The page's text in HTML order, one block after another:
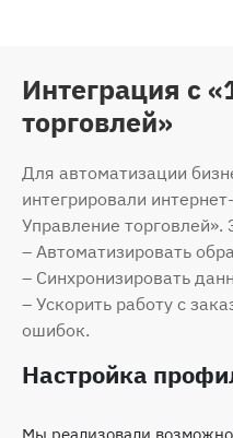
Интеграция с
торговлей»
Для автоматизации
интегрировали
Управление торговлей».
– Автоматизировать
– Синхронизировать
– Ускорить работу с
ошибок.
Настройка
Мы реализовали